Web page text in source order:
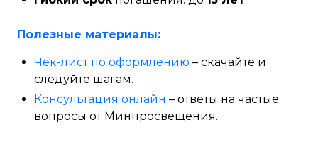
Полезные материалы:
Чек-лист по оформлению – скачайте и
следуйте шагам.
Консультация онлайн – ответы на частые
вопросы от Минпросвещения.